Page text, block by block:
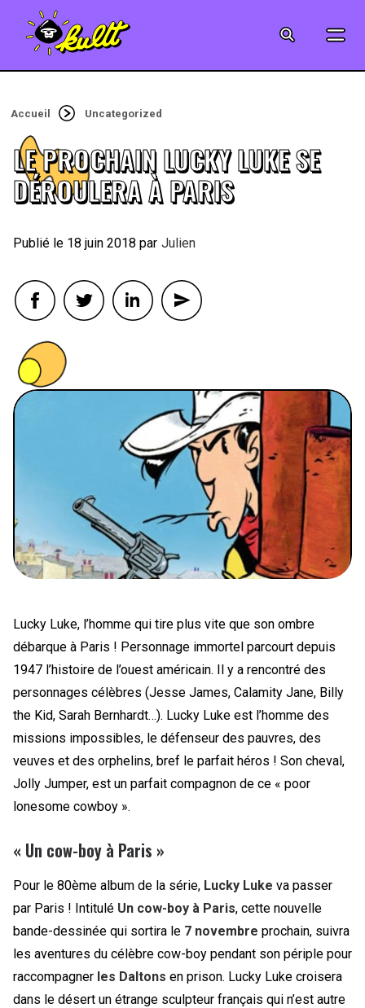
MUSIQUE
JEUX-VIDÉO
FOOD
BONS PLANS
SOUTENEZ KULTT
Accueil Uncategorized
LE PROCHAIN LUCKY LUKE SE
DÉROULERA À PARIS
18 juin 2018 By Julien
Lucky Luke, l’homme qui tire plus vite que son ombre
débarque à Paris ! Personnage immortel parcourt depuis
1947 l’histoire de l’ouest américain. Il y a rencontré des
personnages célèbres (Jesse James, Calamity Jane, Billy
the Kid, Sarah Bernhardt…). Lucky Luke est l’homme des
missions impossibles, le défenseur des pauvres, des
veuves et des orphelins, bref le parfait héros ! Son cheval,
Jolly Jumper, est un parfait compagnon de ce « poor
lonesome cowboy ».
« Un cow-boy à Paris »
Pour le 80ème album de la série, Lucky Luke va passer
par Paris ! Intitulé Un cow-boy à Paris, cette nouvelle
bande-dessinée qui sortira le 7 novembre prochain, suivra
les aventures du célèbre cow-boy pendant son périple pour
raccompagner les Daltons en prison. Lucky Luke croisera
dans le désert un étrange sculpteur français qui n’est autre